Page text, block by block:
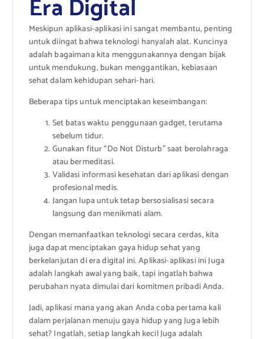
Era Digital
Meskipun aplikasi-aplikasi ini sangat membantu, penting
untuk diingat bahwa teknologi hanyalah alat. Kuncinya
adalah bagaimana kita menggunakannya dengan bijak
untuk mendukung, bukan menggantikan, kebiasaan
sehat dalam kehidupan sehari-hari.
Beberapa tips untuk menciptakan keseimbangan:
Set batas waktu penggunaan gadget, terutama
sebelum tidur.
Gunakan fitur “Do Not Disturb” saat berolahraga
atau bermeditasi.
Validasi informasi kesehatan dari aplikasi dengan
profesional medis.
Jangan lupa untuk tetap bersosialisasi secara
langsung dan menikmati alam.
Dengan memanfaatkan teknologi secara cerdas, kita
juga dapat menciptakan gaya hidup sehat yang
berkelanjutan di era digital ini. Aplikasi-aplikasi ini Juga
adalah langkah awal yang baik, tapi ingatlah bahwa
perubahan nyata dimulai dari komitmen pribadi Anda.
Jadi, aplikasi mana yang akan Anda coba pertama kali
dalam perjalanan menuju gaya hidup yang Juga lebih
sehat? Ingatlah, setiap langkah kecil Juga adalah